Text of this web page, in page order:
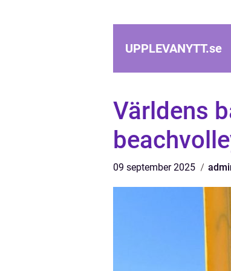
UPPLEVANYTT.se
Världens
09 september 2025